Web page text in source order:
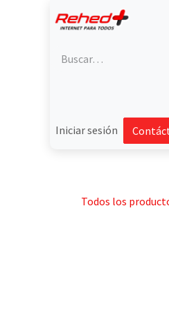
Iniciar sesión
Todos los